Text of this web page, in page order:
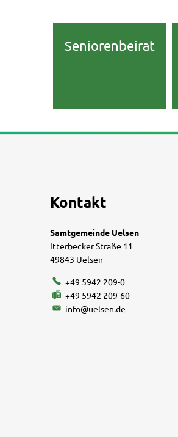
Seniorenbeirat
Kontakt
Samtgemeinde Uelsen
Itterbecker Straße 11
49843 Uelsen
+49 5942 209-0
+49 5942 209-60
info@uelsen.de